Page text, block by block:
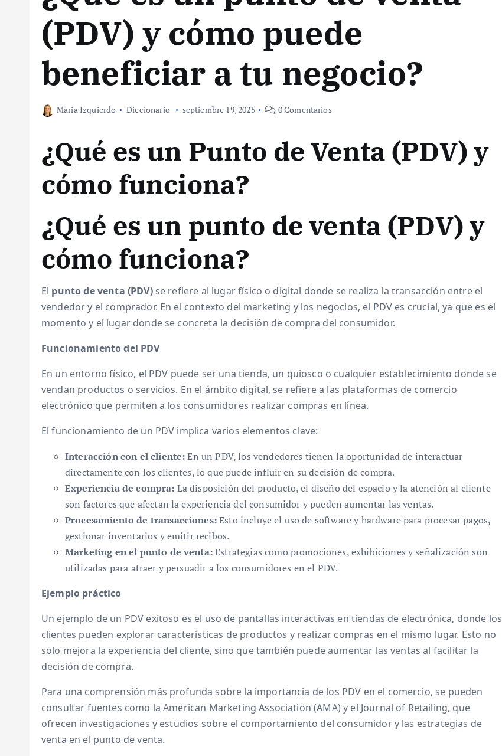
(PDV) y cómo puede
beneficiar a tu negocio?
Maria Izquierdo Diccionario septiembre 19, 2025 0 Comentarios
¿Qué es un Punto de Venta (PDV) y
cómo funciona?
¿Qué es un punto de venta (PDV) y
cómo funciona?
El punto de venta (PDV)se refiere al lugar físico o digital donde se realiza la transacción entre el
vendedor y el comprador. En el contexto del marketing y los negocios, el PDV es crucial, ya que es el
momento y el lugar donde se concreta la decisión de compra del consumidor.
Funcionamiento del PDV
En un entorno físico, el PDV puede ser una tienda, un quiosco o cualquier establecimiento donde se
vendan productos o servicios. En el ámbito digital, se refiere a las plataformas de comercio
electrónico que permiten a los consumidores realizar compras en línea.
El funcionamiento de un PDV implica varios elementos clave:
Interacción con el cliente:En un PDV, los vendedores tienen la oportunidad de interactuar
directamente con los clientes, lo que puede influir en su decisión de compra.
Experiencia de compra: La disposición del producto, el diseño del espacio y la atención al cliente
son factores que afectan la experiencia del consumidor y pueden aumentar las ventas.
Procesamiento de transacciones:Esto incluye el uso de software y hardware para procesar pagos,
gestionar inventarios y emitir recibos.
Marketing en el punto de venta:Estrategias como promociones, exhibiciones y señalización son
utilizadas para atraer y persuadir a los consumidores en el PDV.
Ejemplo práctico
Un ejemplo de un PDV exitoso es el uso de pantallas interactivas en tiendas de electrónica, donde los
clientes pueden explorar características de productos y realizar compras en el mismo lugar. Esto no
solo mejora la experiencia del cliente, sino que también puede aumentar las ventas al facilitar la
decisión de compra.
Para una comprensión más profunda sobre la importancia de los PDV en el comercio, se pueden
consultar fuentes como la American Marketing Association (AMA) y el Journal of Retailing, que
ofrecen investigaciones y estudios sobre el comportamiento del consumidor y las estrategias de
venta en el punto de venta.